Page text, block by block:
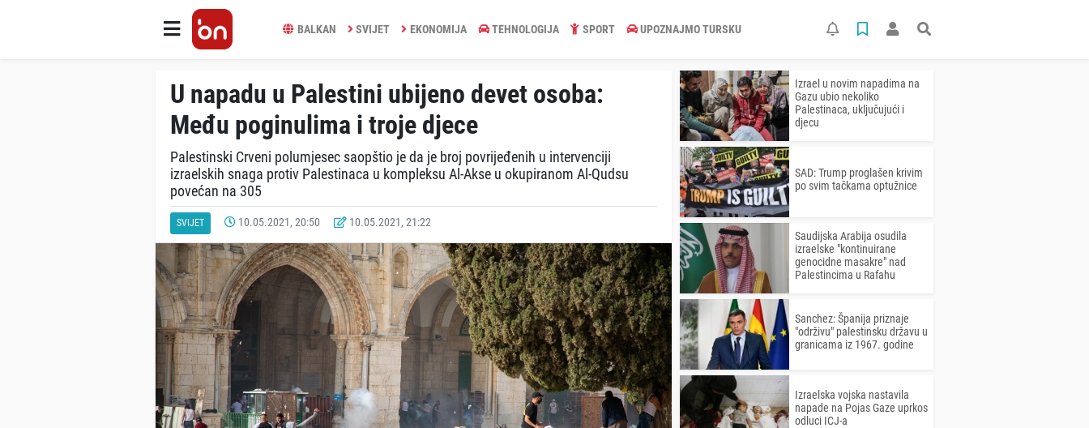
BALKAN SVIJET EKONOMIJA TEHNOLOGIJA SPORT UPOZNAJMO TURSKU
U napadu u Palestini ubijeno devet osoba:
Među poginulima i troje djece
Palestinski Crveni polumjesec saopštio je da je broj povrijeđenih u intervenciji
izraelskih snaga protiv Palestinaca u kompleksu Al-Akse u okupiranom Al-Qudsu
povećan na 305
SVIJET 10.05.2021, 20:50 10.05.2021, 21:22
Izrael u novim napadima na
Gazu ubio nekoliko
Palestinaca, uključujući i
djecu
SAD: Trump proglašen krivim
po svim tačkama optužnice
Saudijska Arabija osudila
izraelske "kontinuirane
genocidne masakre" nad
Palestincima u Rafahu
Sanchez: Španija priznaje
"održivu" palestinsku državu u
granicama iz 1967. godine
Izraelska vojska nastavila
napade na Pojas Gaze uprkos
odluci ICJ-a